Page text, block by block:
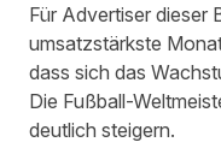
Für Advertiser dieser
umsatzstärkste
dass sich das
Die Fußball-
deutlich steigern.